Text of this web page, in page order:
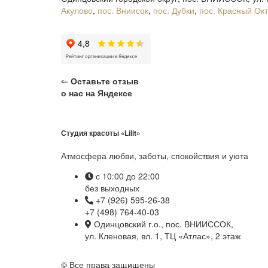
Акулово, пос. Вниисок, пос. Дубки, пос. Красный
⇐ Оставьте отзыв
о нас на Яндексе
Студия красоты «Lilit»
Атмосфера любви, заботы, спокойствия и уюта
с 10:00 до 22:00
без выходных
+7 (926) 595-26-38
+7 (498) 764-40-03
Одинцовский г.о., пос. ВНИИССОК,
ул. Кленовая, вл. 1, ТЦ «Атлас», 2 этаж
© Все права защищены